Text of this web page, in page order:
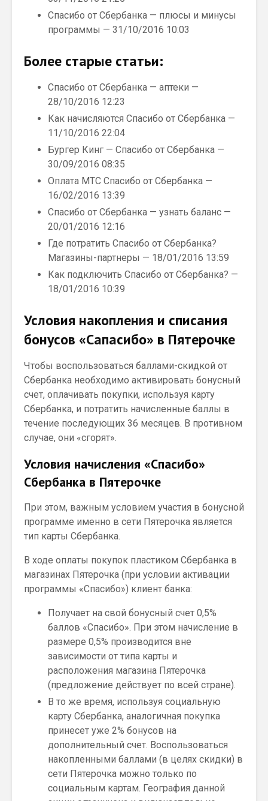
Спасибо от Сбербанка — плюсы и минусы
программы — 31/10/2016 10:03
Более старые статьи:
Спасибо от Сбербанка — аптеки —
28/10/2016 12:23
Как начисляются Спасибо от Сбербанка —
11/10/2016 22:04
Бургер Кинг — Спасибо от Сбербанка —
30/09/2016 08:35
Оплата МТС Спасибо от Сбербанка —
16/02/2016 13:39
Спасибо от Сбербанка — узнать баланс —
20/01/2016 12:16
Где потратить Спасибо от Сбербанка?
Магазины-партнеры — 18/01/2016 13:59
Как подключить Спасибо от Сбербанка? —
18/01/2016 10:39
Условия накопления и списания
бонусов «Сапасибо» в Пятерочке
Чтобы воспользоваться баллами-скидкой от
Сбербанка необходимо активировать бонусный
счет, оплачивать покупки, используя карту
Сбербанка, и потратить начисленные баллы в
течение последующих 36 месяцев. В противном
случае, они «сгорят».
Условия начисления «Спасибо»
Сбербанка в Пятерочке
При этом, важным условием участия в бонусной
программе именно в сети Пятерочка является
тип карты Сбербанка.
В ходе оплаты покупок пластиком Сбербанка в
магазинах Пятерочка (при условии активации
программы «Спасибо») клиент банка:
Получает на свой бонусный счет 0,5%
баллов «Спасибо». При этом начисление в
размере 0,5% производится вне
зависимости от типа карты и
расположения магазина Пятерочка
(предложение действует по всей стране).
В то же время, используя социальную
карту Сбербанка, аналогичная покупка
принесет уже 2% бонусов на
дополнительный счет. Воспользоваться
накопленными баллами (в целях скидки) в
сети Пятерочка можно только по
социальным картам. География данной